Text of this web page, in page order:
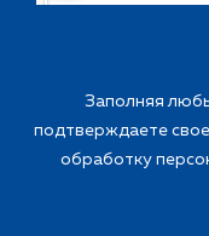
Заполняя
подтверждаете
обработку